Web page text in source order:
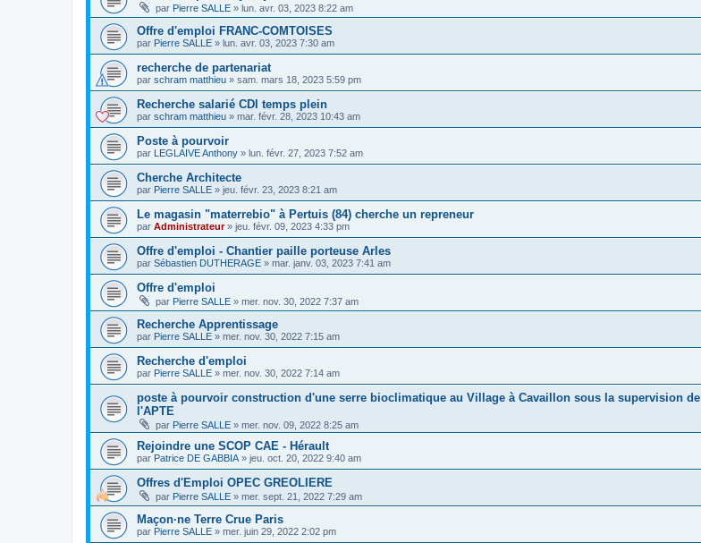
par Pierre SALLE » lun. avr. 03, 2023 8:22 am
Offre d'emploi FRANC-COMTOISES
par Pierre SALLE » lun. avr. 03, 2023 7:30 am
recherche de partenariat
par schram matthieu » sam. mars 18, 2023 5:59 pm
Recherche salarié CDI temps plein
par schram matthieu » mar. févr. 28, 2023 10:43 am
Poste à pourvoir
par LEGLAIVE Anthony » lun. févr. 27, 2023 7:52 am
Cherche Architecte
par Pierre SALLE » jeu. févr. 23, 2023 8:21 am
Le magasin "materrebio" à Pertuis (84) cherche un repreneur
par Administrateur» jeu. févr. 09, 2023 4:33 pm
Offre d'emploi - Chantier paille porteuse Arles
par Sébastien DUTHERAGE » mar. janv. 03, 2023 7:41 am
Offre d'emploi
par Pierre SALLE » mer. nov. 30, 2022 7:37 am
Recherche Apprentissage
par Pierre SALLE » mer. nov. 30, 2022 7:15 am
Recherche d'emploi
par Pierre SALLE » mer. nov. 30, 2022 7:14 am
poste à pourvoir construction d'une serre bioclimatique au Village à Cavaillon sous la supervision de
l'APTE
par Pierre SALLE » mer. nov. 09, 2022 8:25 am
Rejoindre une SCOP CAE - Hérault
par Patrice DE GABBIA » jeu. oct. 20, 2022 9:40 am
Offres d'Emploi OPEC GREOLIERE
par Pierre SALLE » mer. sept. 21, 2022 7:29 am
Maçon·ne Terre Crue Paris
par Pierre SALLE » mer. juin 29, 2022 2:02 pm